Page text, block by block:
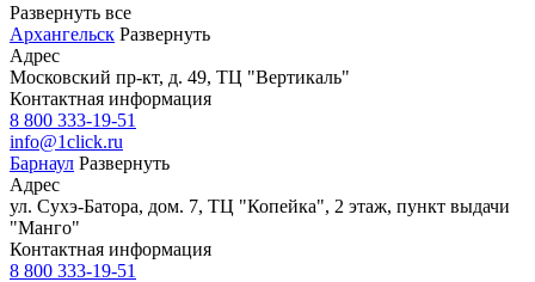
Развернуть все
Архангельск Развернуть
Адрес
Московский пр-кт, д. 49, ТЦ "Вертикаль"
Контактная информация
8 800 333-19-51
info@1click.ru
Барнаул Развернуть
Адрес
ул. Сухэ-Батора, дом. 7, ТЦ "Копейка", 2 этаж, пункт выдачи
"Манго"
Контактная информация
8 800 333-19-51